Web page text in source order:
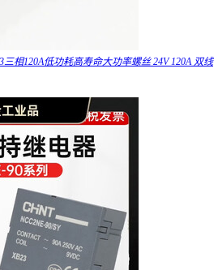
相120A低功耗高寿命大功率螺丝 24V 120A 双线